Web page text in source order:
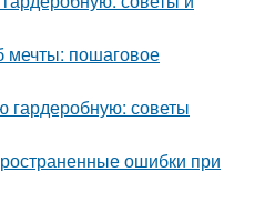
мечты: пошаговое
гардеробную: советы
ошибки при